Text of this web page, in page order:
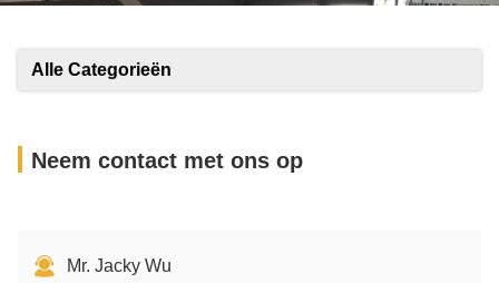
Alle Categorieën
Neem contact met ons op
Mr. Jacky Wu